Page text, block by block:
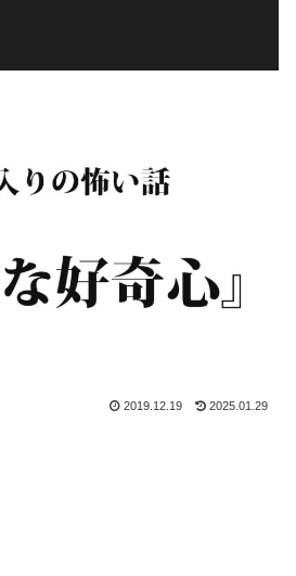
2019.12.19 2025.01.29